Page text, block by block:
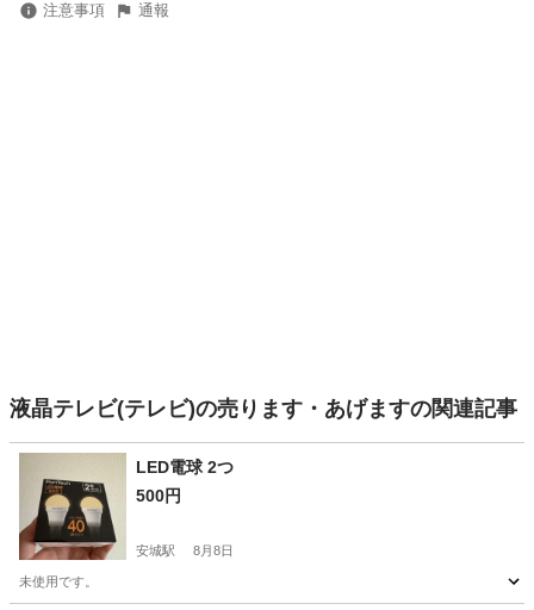
注意事項 通報
液晶テレビ(テレビ)の売ります・あげますの関連記事
LED電球 2つ
500円
安城駅 8月8日
未使用です。